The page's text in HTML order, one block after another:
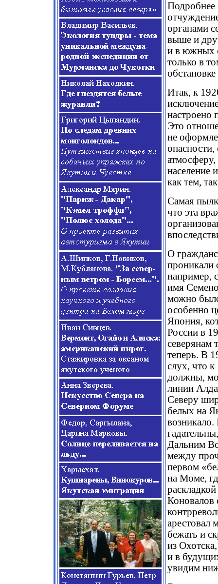
Подробнее
органами
выше и
и в южных
только в
Итак, к
настроено
Это
не
атмосферу,
население
как тем,
Самая
что эта
О
проникали
например,
имя
можно
особенно
Япония,
России в
северянам
теперь. В
слух, что
должны,
линии
Северу
белых на
Дальним
между
первом
на Моме,
Коновалов
арестовал
бежать и
из
и в
увидим